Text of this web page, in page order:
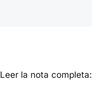
Leer la nota completa: